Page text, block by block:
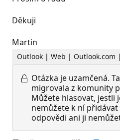
Děkuji
Martin
Outlook | Web | Outlook.com
Otázka je uzamčená.
migrovala z komunity
Můžete hlasovat, jestli
nemůžete k ní
odpovědi ani ji